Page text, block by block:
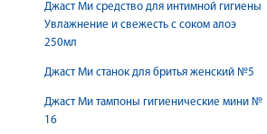
Джаст Ми средство для интимной гигиены
Увлажнение и свежесть с соком алоэ
250мл
Джаст Ми станок для бритья женский №5
Джаст Ми тампоны гигиенические мини №
16